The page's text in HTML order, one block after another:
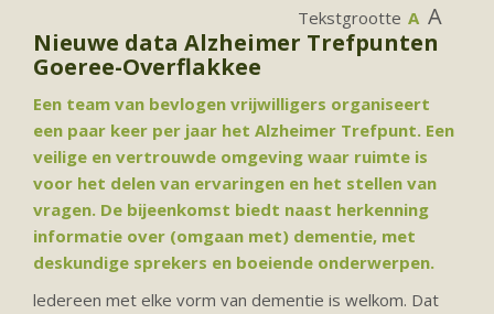
Tekstgrootte A A
Nieuwe data Alzheimer Trefpunten
Goeree-Overflakkee
Een team van bevlogen vrijwilligers organiseert
een paar keer per jaar het Alzheimer Trefpunt. Een
veilige en vertrouwde omgeving waar ruimte is
voor het delen van ervaringen en het stellen van
vragen. De bijeenkomst biedt naast herkenning
informatie over (omgaan met) dementie, met
deskundige sprekers en boeiende onderwerpen.
ledereen met elke vorm van dementie is welkom. Dat